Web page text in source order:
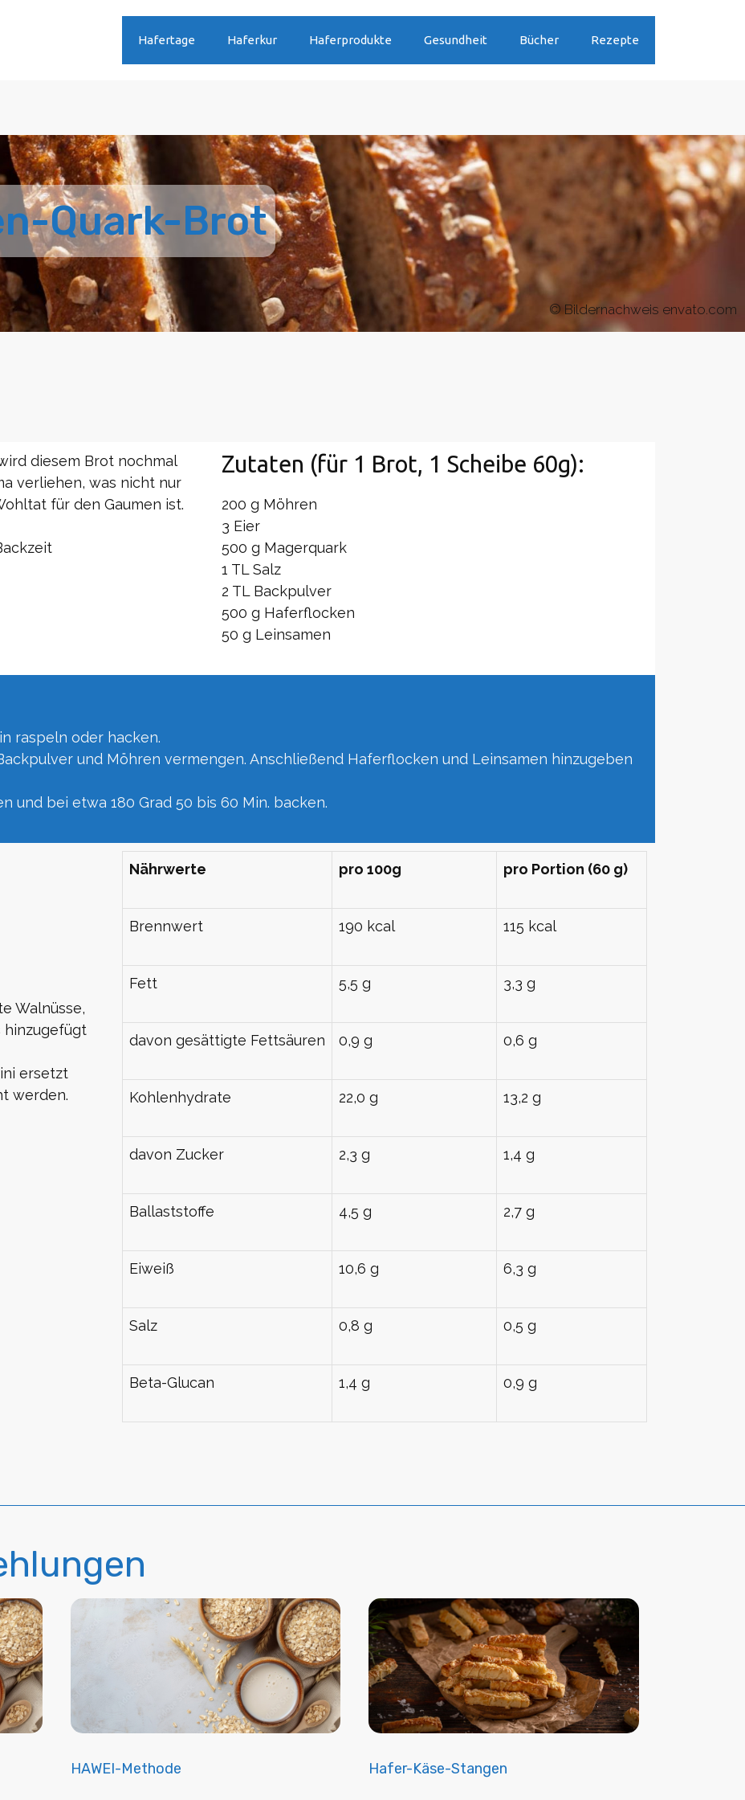
Hafertage Haferkur Haferprodukte Gesundheit Bücher Rezepte
Quark-Brot
© Bildernachweis envato.com
diesem Brot nochmal
verliehen, was nicht nur
für den Gaumen ist.
Zutaten (für 1 Brot, 1 Scheibe 60g):
200 g Möhren
3 Eier
500 g Magerquark
1 TL Salz
2 TL Backpulver
500 g Haferflocken
50 g Leinsamen
raspeln oder hacken.
und Möhren vermengen. Anschließend Haferflocken und Leinsamen hinzugeben
und bei etwa 180 Grad 50 bis 60 Min. backen.
Walnüsse,
hinzugefügt
ersetzt
werden.
Nährwerte pro 100g pro Portion (60 g)
Brennwert 190 kcal 115 kcal
Fett 5,5 g 3,3 g
davon gesättigte Fettsäuren 0,9 g 0,6 g
Kohlenhydrate 22,0 g 13,2 g
davon Zucker 2,3 g 1,4 g
Ballaststoffe 4,5 g 2,7 g
Eiweiß 10,6 g 6,3 g
Salz 0,8 g 0,5 g
Beta-Glucan 1,4 g 0,9 g
HAWEI-Methode Hafer-Käse-Stangen